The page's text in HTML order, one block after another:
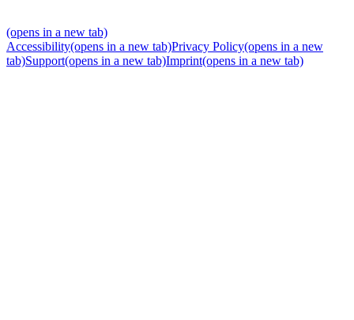
(opens in a new tab)
Accessibility(opens in a new tab)Privacy Policy(opens in a new
tab)Support(opens in a new tab)Imprint(opens in a new tab)